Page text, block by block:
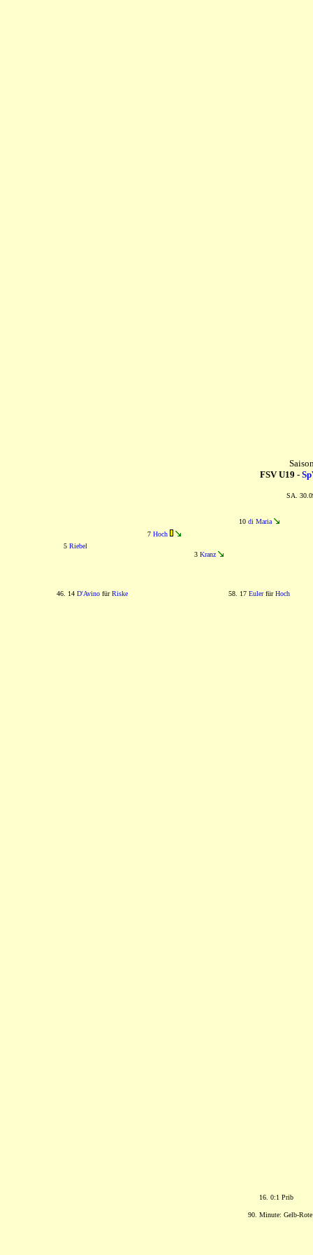
FSV U19 -
SA.
10 di Maria
7 Hoch
5 Riebel
3 Kranz
46. 14 D'AvinofürRiske 58. 17 EulerfürHoch
16. 0:1 Prib
90. Minute: Gelb-